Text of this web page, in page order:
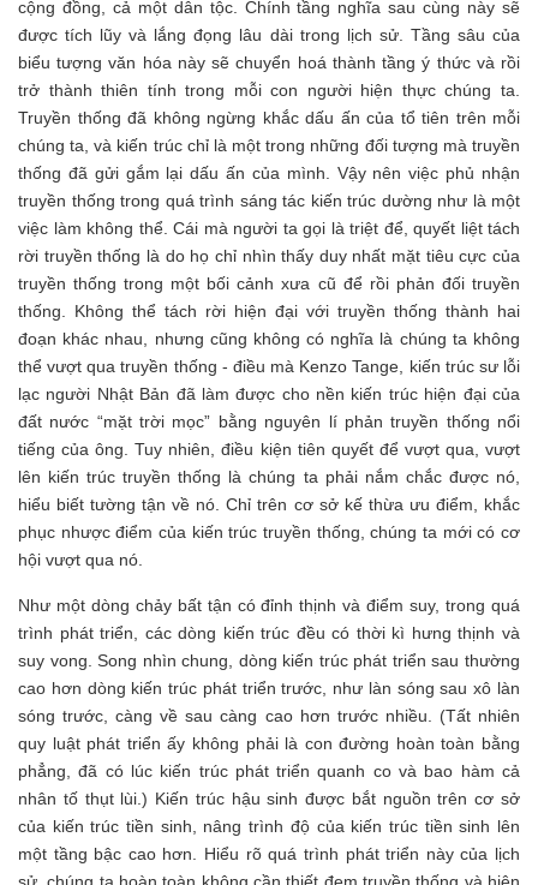
cộng đồng, cả một dân tộc. Chính tầng nghĩa sau cùng này sẽ
được tích lũy và lắng đọng lâu dài trong lịch sử. Tầng sâu của
biểu tượng văn hóa này sẽ chuyển hoá thành tầng ý thức và rồi
trở thành thiên tính trong mỗi con người hiện thực chúng ta.
Truyền thống đã không ngừng khắc dấu ấn của tổ tiên trên mỗi
chúng ta, và kiến trúc chỉ là một trong những đối tượng mà truyền
thống đã gửi gắm lại dấu ấn của mình. Vậy nên việc phủ nhận
truyền thống trong quá trình sáng tác kiến trúc dường như là một
việc làm không thể. Cái mà người ta gọi là triệt để, quyết liệt tách
rời truyền thống là do họ chỉ nhìn thấy duy nhất mặt tiêu cực của
truyền thống trong một bối cảnh xưa cũ để rồi phản đối truyền
thống. Không thể tách rời hiện đại với truyền thống thành hai
đoạn khác nhau, nhưng cũng không có nghĩa là chúng ta không
thể vượt qua truyền thống - điều mà Kenzo Tange, kiến trúc sư lỗi
lạc người Nhật Bản đã làm được cho nền kiến trúc hiện đại của
đất nước “mặt trời mọc” bằng nguyên lí phản truyền thống nổi
tiếng của ông. Tuy nhiên, điều kiện tiên quyết để vượt qua, vượt
lên kiến trúc truyền thống là chúng ta phải nắm chắc được nó,
hiểu biết tường tận về nó. Chỉ trên cơ sở kế thừa ưu điểm, khắc
phục nhược điểm của kiến trúc truyền thống, chúng ta mới có cơ
hội vượt qua nó.
Như một dòng chảy bất tận có đỉnh thịnh và điểm suy, trong quá
trình phát triển, các dòng kiến trúc đều có thời kì hưng thịnh và
suy vong. Song nhìn chung, dòng kiến trúc phát triển sau thường
cao hơn dòng kiến trúc phát triển trước, như làn sóng sau xô làn
sóng trước, càng về sau càng cao hơn trước nhiều. (Tất nhiên
quy luật phát triển ấy không phải là con đường hoàn toàn bằng
phẳng, đã có lúc kiến trúc phát triển quanh co và bao hàm cả
nhân tố thụt lùi.) Kiến trúc hậu sinh được bắt nguồn trên cơ sở
của kiến trúc tiền sinh, nâng trình độ của kiến trúc tiền sinh lên
một tầng bậc cao hơn. Hiểu rõ quá trình phát triển này của lịch
sử, chúng ta hoàn toàn không cần thiết đem truyền thống và hiện